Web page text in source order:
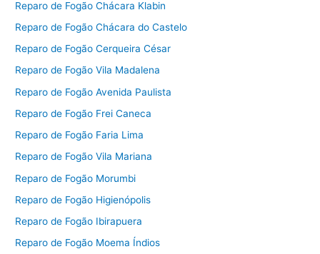
Reparo de Fogão Chácara Klabin
Reparo de Fogão Chácara do Castelo
Reparo de Fogão Cerqueira César
Reparo de Fogão Vila Madalena
Reparo de Fogão Avenida Paulista
Reparo de Fogão Frei Caneca
Reparo de Fogão Faria Lima
Reparo de Fogão Vila Mariana
Reparo de Fogão Morumbi
Reparo de Fogão Higienópolis
Reparo de Fogão Ibirapuera
Reparo de Fogão Moema Índios